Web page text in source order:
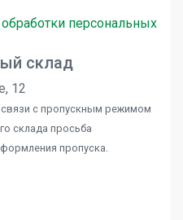
персональных
склад
12
с пропускным режимом
склада просьба
пропуска.